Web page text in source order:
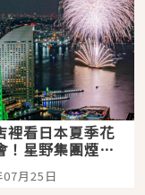
裡看日本夏季花
！星野集團煙火
店6選，讓你不用
閒欣賞
月25日